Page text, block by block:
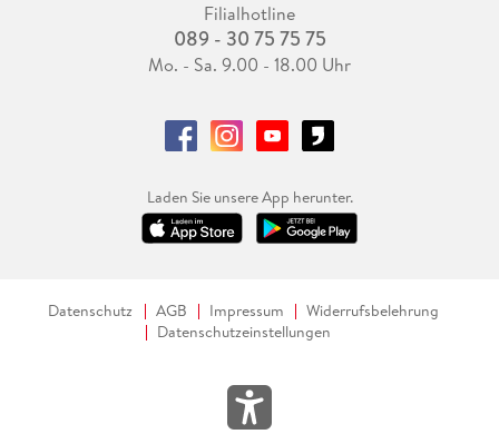
Filialhotline
089 - 30 75 75 75
Mo. - Sa. 9.00 - 18.00 Uhr
Laden Sie unsere App herunter.
Datenschutz AGB Impressum
Widerrufsbelehrung
Datenschutzeinstellungen